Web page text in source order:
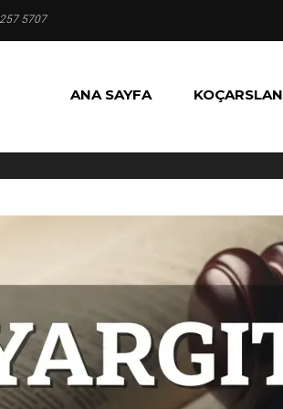
5707
ANA SAYFA KOÇARSLAN